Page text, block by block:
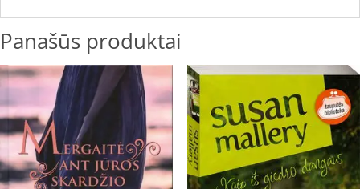
Panašūs produktai